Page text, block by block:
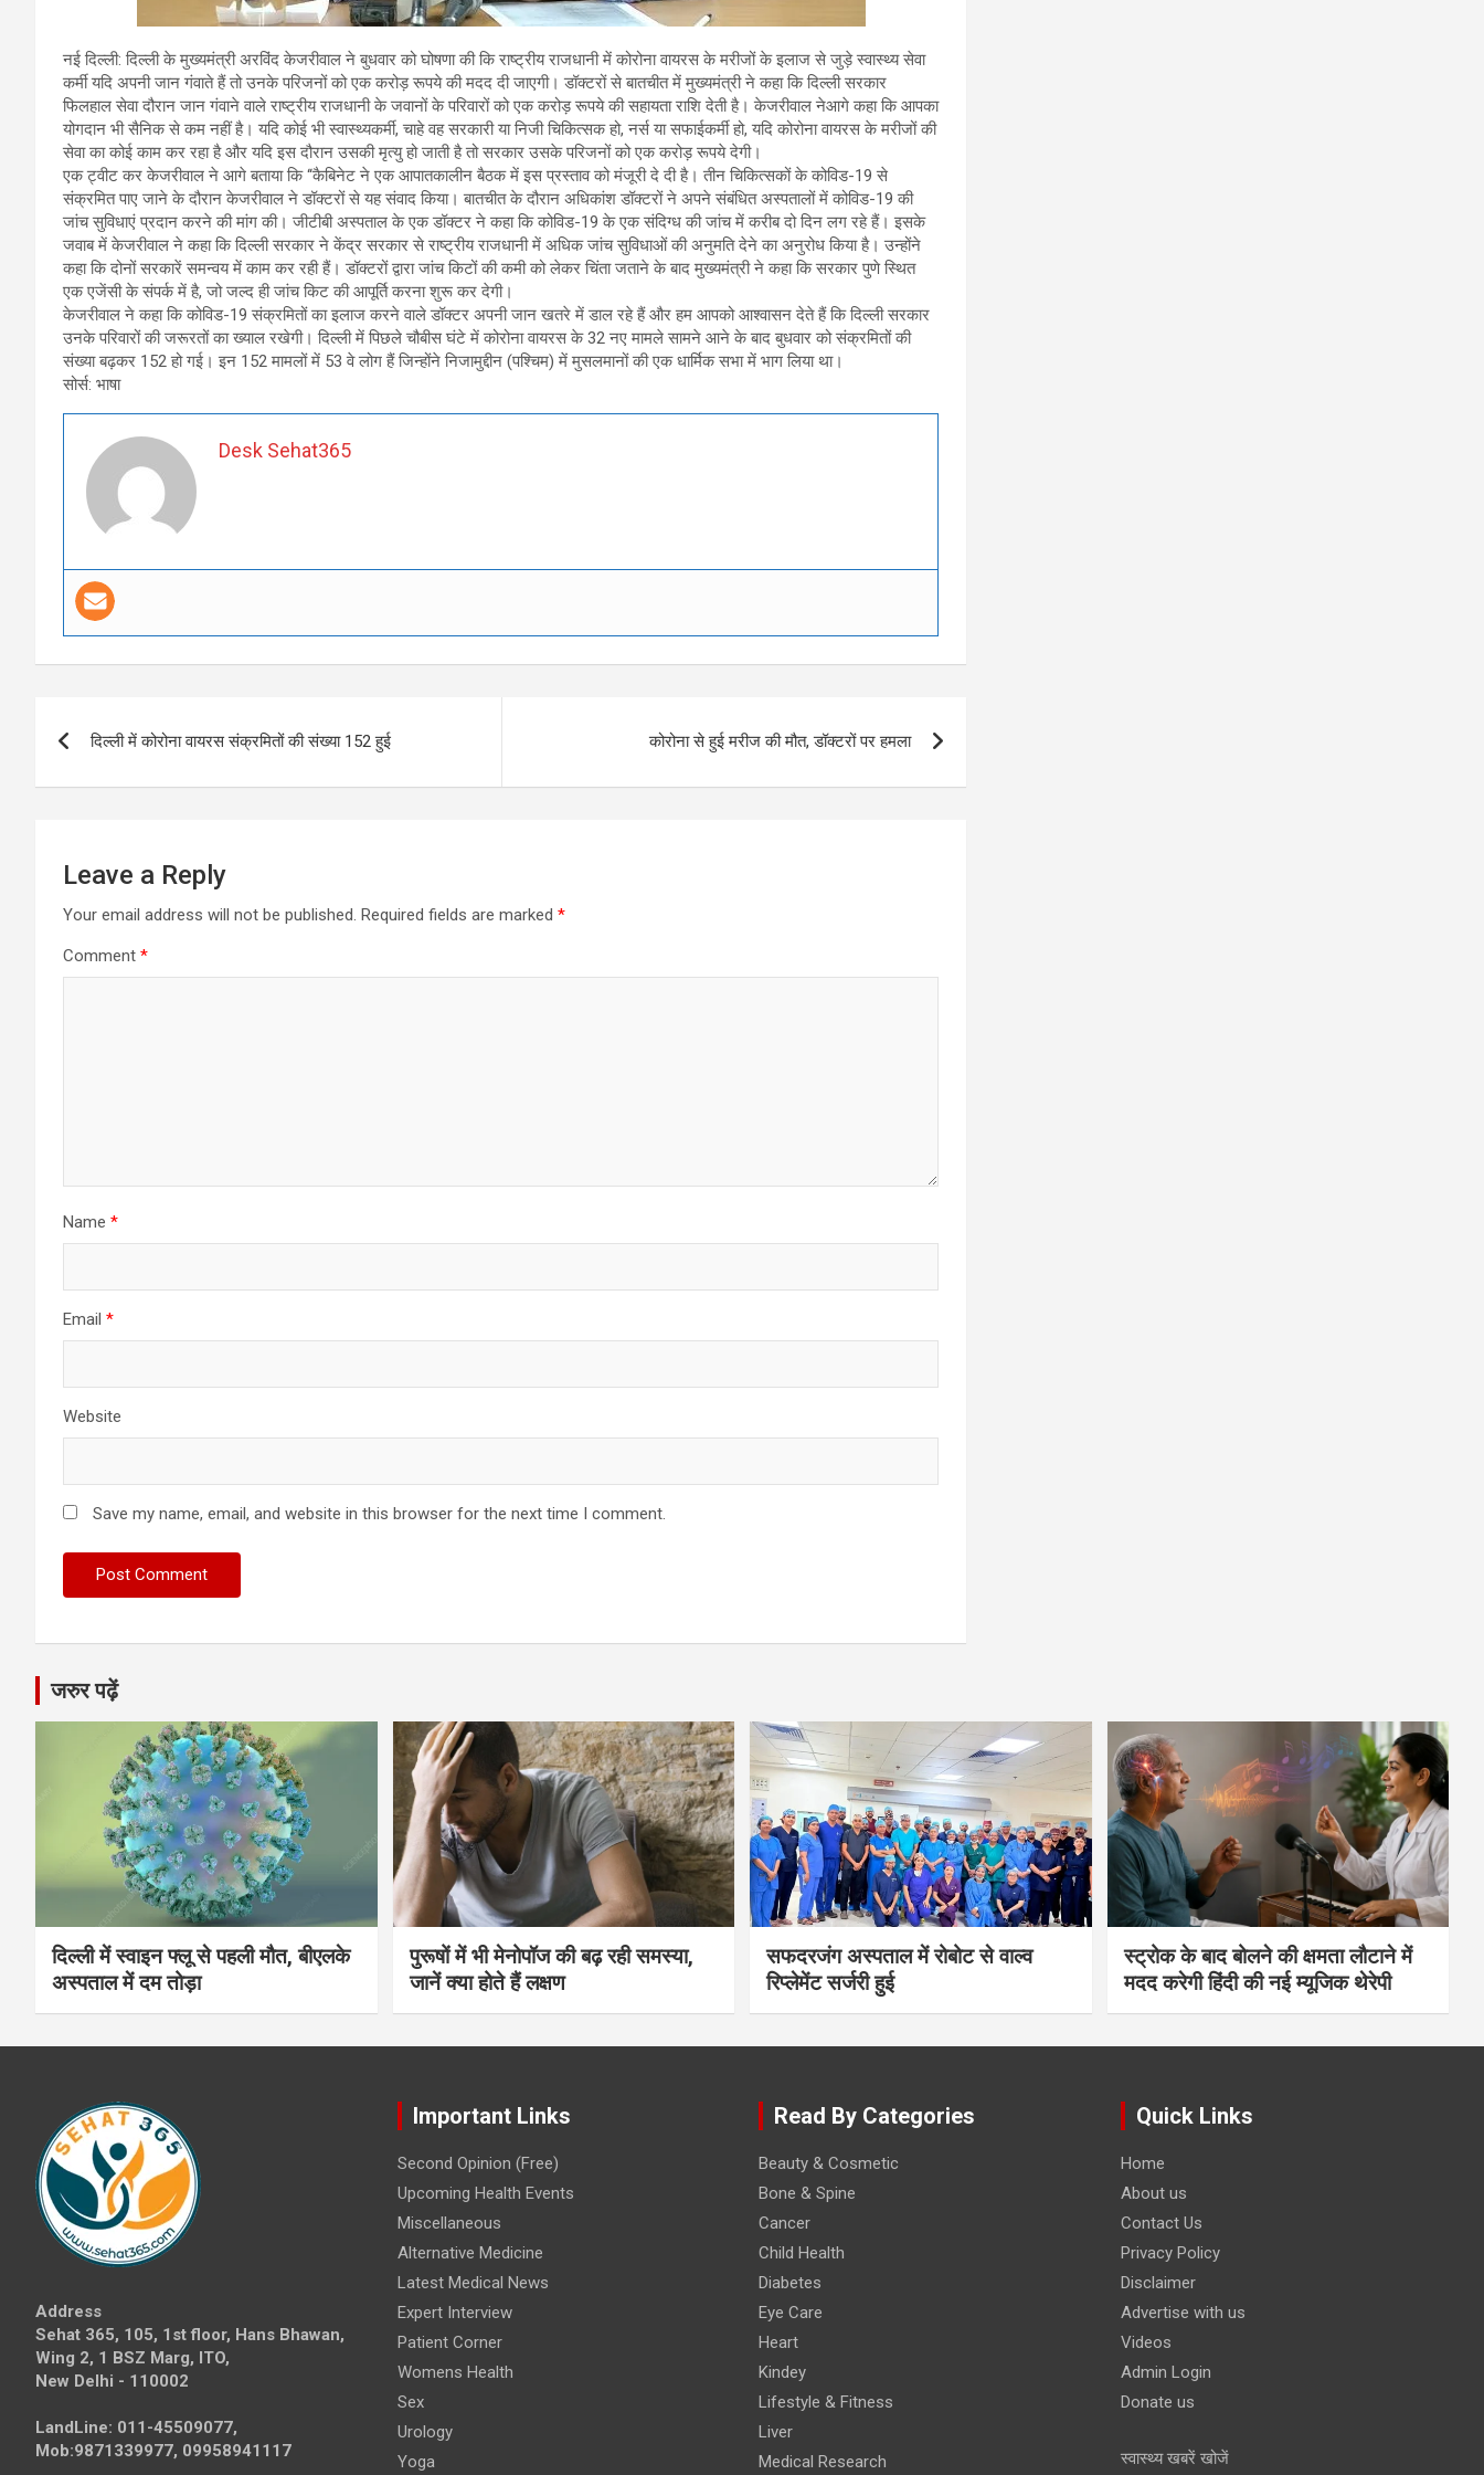
नई दिल्ली: दिल्ली के मुख्यमंत्री अरविंद केजरीवाल ने बुधवार को घोषणा की कि राष्ट्रीय राजधानी में कोरोना वायरस के मरीजों के इलाज से जुड़े स्वास्थ्य सेवा
कर्मी यदि अपनी जान गंवाते हैं तो उनके परिजनों को एक करोड़ रूपये की मदद दी जाएगी। डॉक्टरों से बातचीत में मुख्यमंत्री ने कहा कि दिल्ली सरकार
फिलहाल सेवा दौरान जान गंवाने वाले राष्ट्रीय राजधानी के जवानों के परिवारों को एक करोड़ रूपये की सहायता राशि देती है। केजरीवाल नेआगे कहा कि आपका
योगदान भी सैनिक से कम नहीं है। यदि कोई भी स्वास्थ्यकर्मी, चाहे वह सरकारी या निजी चिकित्सक हो, नर्स या सफाईकर्मी हो, यदि कोरोना वायरस के मरीजों की
सेवा का कोई काम कर रहा है और यदि इस दौरान उसकी मृत्यु हो जाती है तो सरकार उसके परिजनों को एक करोड़ रूपये देगी।
एक ट्वीट कर केजरीवाल ने आगे बताया कि ‘‘कैबिनेट ने एक आपातकालीन बैठक में इस प्रस्ताव को मंजूरी दे दी है। तीन चिकित्सकों के कोविड-19 से
संक्रमित पाए जाने के दौरान केजरीवाल ने डॉक्टरों से यह संवाद किया। बातचीत के दौरान अधिकांश डॉक्टरों ने अपने संबंधित अस्पतालों में कोविड-19 की
जांच सुविधाएं प्रदान करने की मांग की। जीटीबी अस्पताल के एक डॉक्टर ने कहा कि कोविड-19 के एक संदिग्ध की जांच में करीब दो दिन लग रहे हैं। इसके
जवाब में केजरीवाल ने कहा कि दिल्ली सरकार ने केंद्र सरकार से राष्ट्रीय राजधानी में अधिक जांच सुविधाओं की अनुमति देने का अनुरोध किया है। उन्होंने
कहा कि दोनों सरकारें समन्वय में काम कर रही हैं। डॉक्टरों द्वारा जांच किटों की कमी को लेकर चिंता जताने के बाद मुख्यमंत्री ने कहा कि सरकार पुणे स्थित
एक एजेंसी के संपर्क में है, जो जल्द ही जांच किट की आपूर्ति करना शुरू कर देगी।
केजरीवाल ने कहा कि कोविड-19 संक्रमितों का इलाज करने वाले डॉक्टर अपनी जान खतरे में डाल रहे हैं और हम आपको आश्वासन देते हैं कि दिल्ली सरकार
उनके परिवारों की जरूरतों का ख्याल रखेगी। दिल्ली में पिछले चौबीस घंटे में कोरोना वायरस के 32 नए मामले सामने आने के बाद बुधवार को संक्रमितों की
संख्या बढ़कर 152 हो गई। इन 152 मामलों में 53 वे लोग हैं जिन्होंने निजामुद्दीन (पश्चिम) में मुसलमानों की एक धार्मिक सभा में भाग लिया था।
सोर्स: भाषा
Desk Sehat365
navigation
दिल्ली में कोरोना वायरस संक्रमितों की संख्या 152 हुई कोरोना से हुई मरीज की मौत, डॉक्टरों पर हमला
Leave a Reply
Your email address will not be published. Required fields are marked *
Comment *
Name *
Email *
Website
Save my name, email, and website in this browser for the next time I comment.
जरुर पढ़ें
दिल्ली में स्वाइन फ्लू से पहली मौत, बीएलके
अस्पताल में दम तोड़ा
पुरूषों में भी मेनोपॉज की बढ़ रही समस्या,
जानें क्या होते हैं लक्षण
सफदरजंग अस्पताल में रोबोट से वाल्व
रिप्लेमेंट सर्जरी हुई
स्ट्रोक के बाद बोलने की क्षमता लौटाने में
मदद करेगी हिंदी की नई म्यूजिक थेरेपी
Address
Sehat 365, 105, 1st floor, Hans Bhawan,
Wing 2, 1 BSZ Marg, ITO,
New Delhi - 110002
LandLine: 011-45509077,
Mob:9871339977, 09958941117
Important Links
Second Opinion (Free)
Upcoming Health Events
Miscellaneous
Alternative Medicine
Latest Medical News
Expert Interview
Patient Corner
Womens Health
Sex
Urology
Yoga
Read By Categories
Beauty & Cosmetic
Bone & Spine
Cancer
Child Health
Diabetes
Eye Care
Heart
Kindey
Lifestyle & Fitness
Liver
Medical Research
Quick Links
Home
About us
Contact Us
Privacy Policy
Disclaimer
Advertise with us
Videos
Admin Login
Donate us
स्वास्थ्य खबरें खोजें